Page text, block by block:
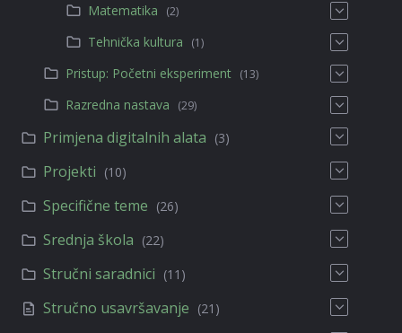
Matematika (2)
Tehnička kultura (1)
Pristup: Početni eksperiment (13)
Razredna nastava (29)
Primjena digitalnih alata (3)
Projekti (10)
Specifične teme (26)
Srednja škola (22)
Stručni saradnici (11)
Stručno usavršavanje (21)